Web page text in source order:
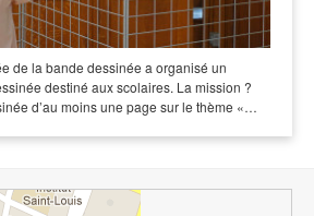
de la bande dessinée a organisé un
destiné aux scolaires. La mission ?
d’au moins une page sur le thème «…